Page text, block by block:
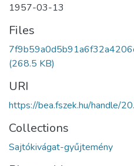
1957-03-13
Files
(268.5 KB)
URI
https://bea.fszek.hu/handle/
Collections
Sajtókivágat-gyűjtemény